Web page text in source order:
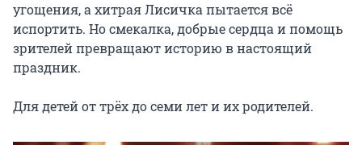
угощения, а хитрая Лисичка пытается всё
испортить. Но смекалка, добрые сердца и помощь
зрителей превращают историю в настоящий
праздник.
Для детей от трёх до семи лет и их родителей.